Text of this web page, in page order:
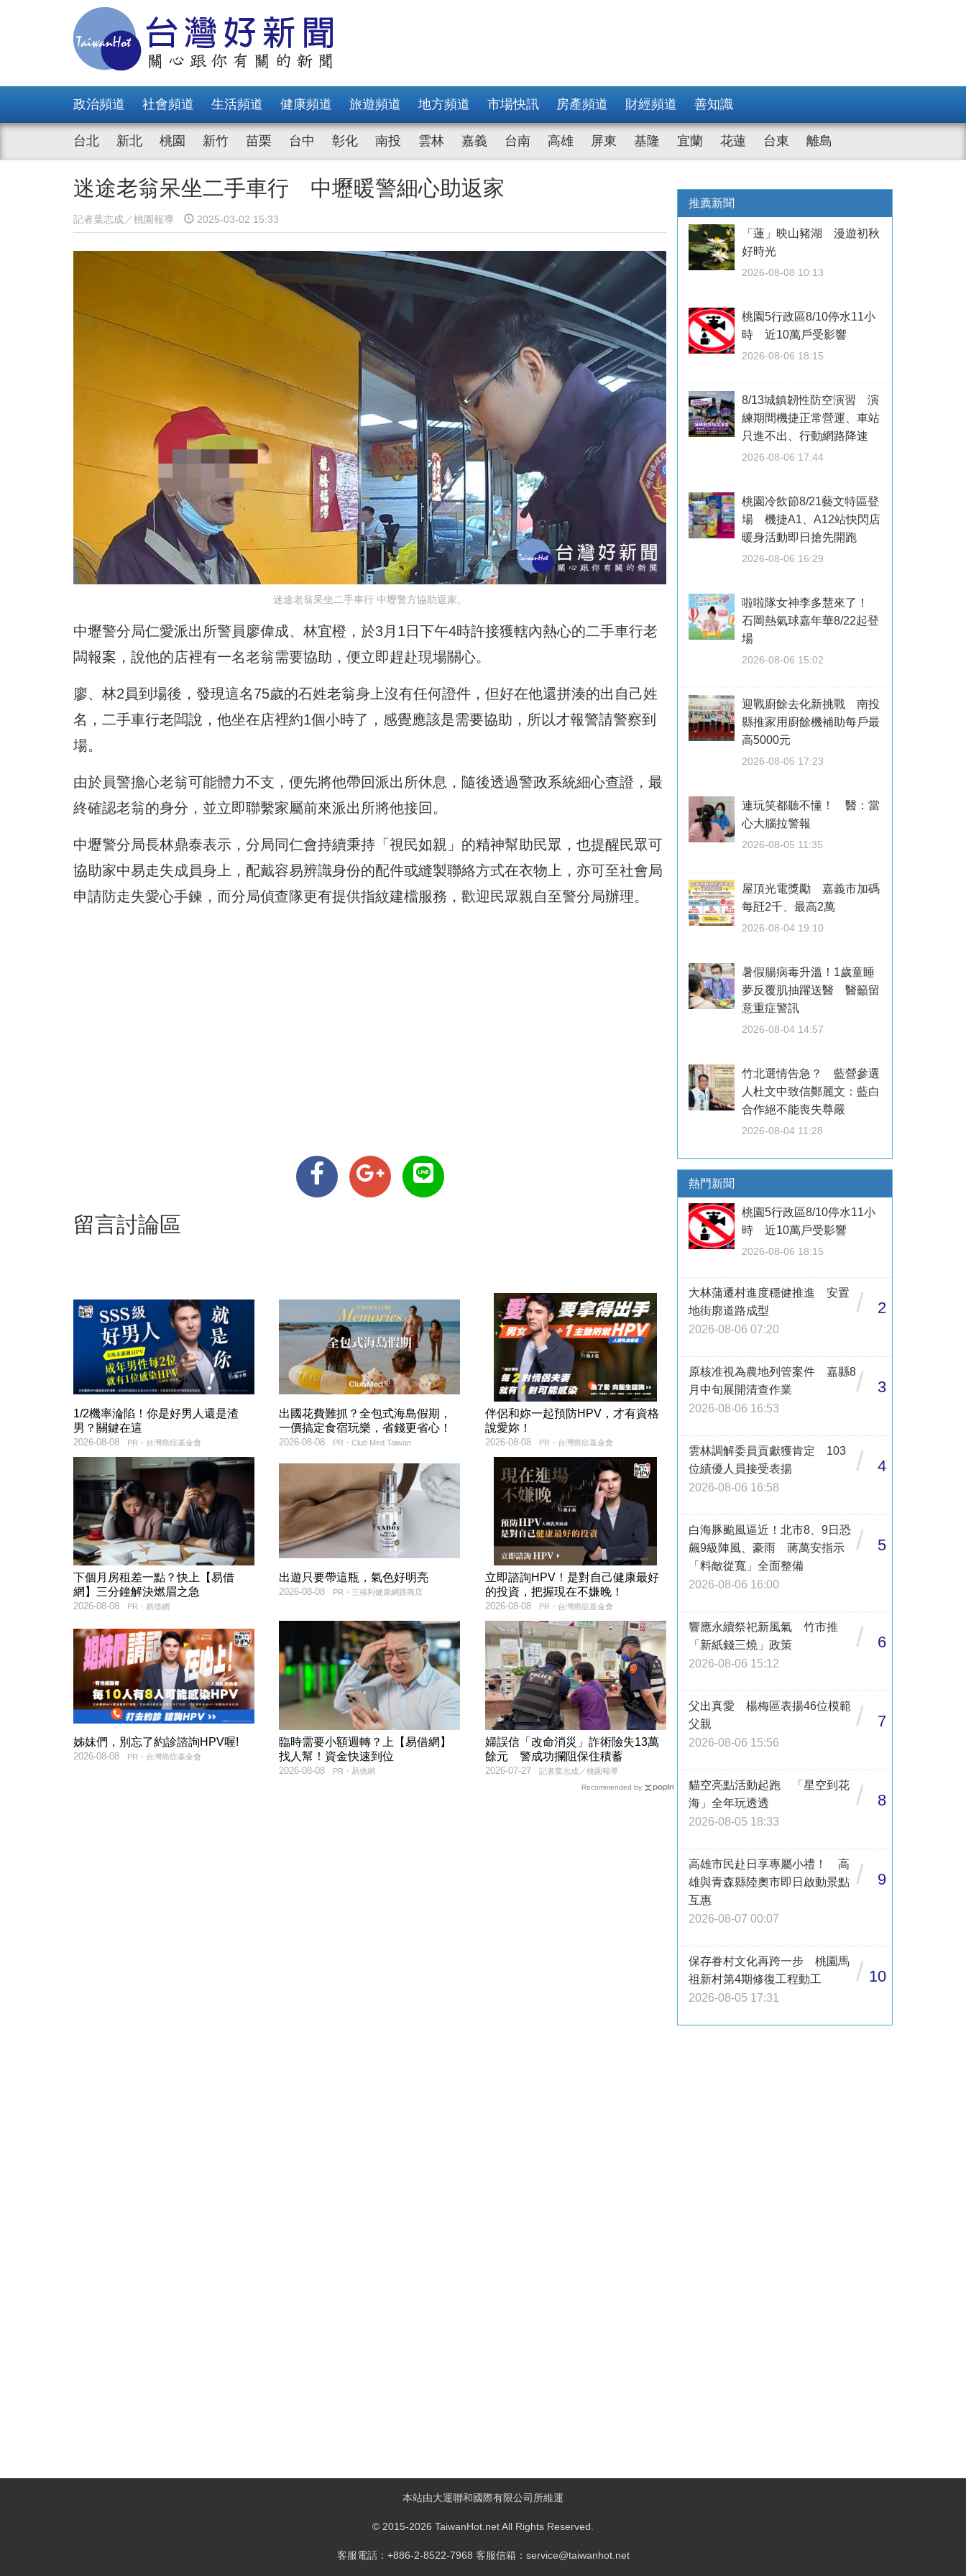
政治頻道 社會頻道 生活頻道 健康頻道 旅遊頻道 地方頻道 市場快訊 房產頻道 財經頻道 善知識
台北 新北 桃園 新竹 苗栗 台中 彰化 南投 雲林 嘉義 台南 高雄 屏東 基隆 宜蘭 花蓮 台東 離島
迷途老翁呆坐二手車行 中壢暖警細心助返家
記者葉志成／桃園報導 2025-03-02 15:33
迷途老翁呆坐二手車行 中壢警方協助返家。
中壢警分局仁愛派出所警員廖偉成、林宜橙，於3月1日下午4時許接獲轄內熱心的二手車行老
闆報案，說他的店裡有一名老翁需要協助，便立即趕赴現場關心。
廖、林2員到場後，發現這名75歲的石姓老翁身上沒有任何證件，但好在他還拼湊的出自己姓
名，二手車行老闆說，他坐在店裡約1個小時了，感覺應該是需要協助，所以才報警請警察到
場。
由於員警擔心老翁可能體力不支，便先將他帶回派出所休息，隨後透過警政系統細心查證，最
終確認老翁的身分，並立即聯繫家屬前來派出所將他接回。
中壢警分局長林鼎泰表示，分局同仁會持續秉持「視民如親」的精神幫助民眾，也提醒民眾可
協助家中易走失成員身上，配戴容易辨識身份的配件或縫製聯絡方式在衣物上，亦可至社會局
申請防走失愛心手鍊，而分局偵查隊更有提供指紋建檔服務，歡迎民眾親自至警分局辦理。
留言討論區
1/2機率淪陷！你是好男人還是渣
男？關鍵在這
PR・台灣癌症基金會
2026-08-08
出國花費難抓？全包式海島假期，
一價搞定食宿玩樂，省錢更省心！
PR・Club Med Taiwan
2026-08-08
伴侶和妳一起預防HPV，才有資格
說愛妳！
PR・台灣癌症基金會
2026-08-08
下個月房租差一點？快上【易借
網】三分鐘解決燃眉之急
PR・易借網
2026-08-08
出遊只要帶這瓶，氣色好明亮
PR・三得利健康網路商店
2026-08-08
立即諮詢HPV！是對自己健康最好
的投資，把握現在不嫌晚！
PR・台灣癌症基金會
2026-08-08
姊妹們，別忘了約診諮詢HPV喔!
PR・台灣癌症基金會
2026-08-08
臨時需要小額週轉？上【易借網】
找人幫！資金快速到位
PR・易借網
2026-08-08
婦誤信「改命消災」詐術險失13萬
餘元 警成功攔阻保住積蓄
記者葉志成／桃園報導
2026-07-27
Recommended by
推薦新聞
「蓮」映山豬湖 漫遊初秋
好時光
2026-08-08 10:13
桃園5行政區8/10停水11小
時 近10萬戶受影響
2026-08-06 18:15
8/13城鎮韌性防空演習 演
練期間機捷正常營運、車站
只進不出、行動網路降速
2026-08-06 17:44
桃園冷飲節8/21藝文特區登
場 機捷A1、A12站快閃店
暖身活動即日搶先開跑
2026-08-06 16:29
啦啦隊女神李多慧來了！
石岡熱氣球嘉年華8/22起登
場
2026-08-06 15:02
迎戰廚餘去化新挑戰 南投
縣推家用廚餘機補助每戶最
高5000元
2026-08-05 17:23
連玩笑都聽不懂！ 醫：當
心大腦拉警報
2026-08-05 11:35
屋頂光電獎勵 嘉義市加碼
每瓩2千、最高2萬
2026-08-04 19:10
暑假腸病毒升溫！1歲童睡
夢反覆肌抽躍送醫 醫籲留
意重症警訊
2026-08-04 14:57
竹北選情告急？ 藍營參選
人杜文中致信鄭麗文：藍白
合作絕不能喪失尊嚴
2026-08-04 11:28
熱門新聞
桃園5行政區8/10停水11小
時 近10萬戶受影響
2026-08-06 18:15
大林蒲遷村進度穩健推進 安置
地街廓道路成型
2026-08-06 07:20
/ 2
原核准視為農地列管案件 嘉縣8
月中旬展開清查作業
2026-08-06 16:53
/ 3
雲林調解委員貢獻獲肯定 103
位績優人員接受表揚
2026-08-06 16:58
/ 4
白海豚颱風逼近！北市8、9日恐
飆9級陣風、豪雨 蔣萬安指示
「料敵從寬」全面整備
2026-08-06 16:00
/ 5
響應永續祭祀新風氣 竹市推
「新紙錢三燒」政策
2026-08-06 15:12
/ 6
父出真愛 楊梅區表揚46位模範
父親
2026-08-06 15:56
/ 7
貓空亮點活動起跑 「星空到花
海」全年玩透透
2026-08-05 18:33
/ 8
高雄市民赴日享專屬小禮！ 高
雄與青森縣陸奧市即日啟動景點
互惠
2026-08-07 00:07
/ 9
保存眷村文化再跨一步 桃園馬
祖新村第4期修復工程動工
2026-08-05 17:31
/ 10
本站由大運聯和國際有限公司所維運
© 2015-2026 TaiwanHot.net All Rights Reserved.
客服電話：+886-2-8522-7968 客服信箱：service@taiwanhot.net